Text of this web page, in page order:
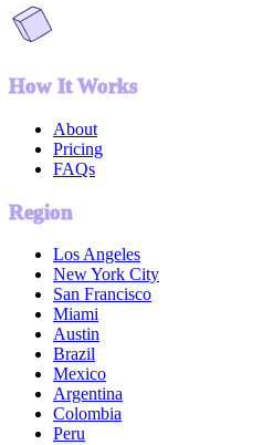
How It Works
About
Pricing
FAQs
Region
Los Angeles
New York City
San Francisco
Miami
Austin
Brazil
Mexico
Argentina
Colombia
Peru